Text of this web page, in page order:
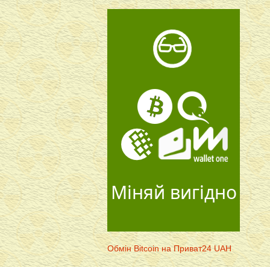
Міняй вигідно
Обмін Bitcoin на Приват24 UAH